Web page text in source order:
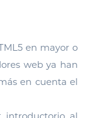
en mayor o
web ya han
en cuenta el